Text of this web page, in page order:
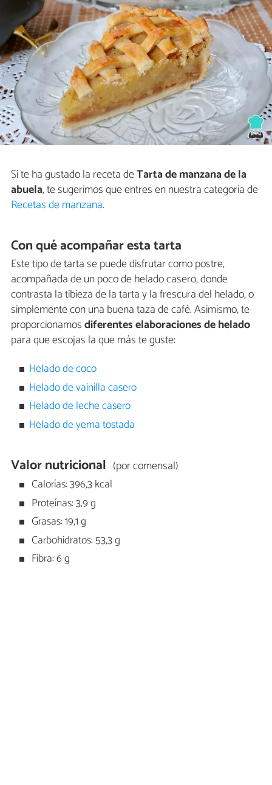
Si te ha gustado la receta deTarta de manzana de la
abuela, te sugerimos que entres en nuestra categoría de
Recetas de manzana.
Con qué acompañar esta tarta
Este tipo de tarta se puede disfrutar como postre,
acompañada de un poco de helado casero, donde
contrasta la tibieza de la tarta y la frescura del helado, o
simplemente con una buena taza de café. Asimismo, te
proporcionamosdiferentes elaboraciones de helado
para que escojas la que más te guste:
Helado de coco
Helado de vainilla casero
Helado de leche casero
Helado de yema tostada
Valor nutricional (por comensal)
Calorías: 396,3 kcal
Proteínas: 3,9 g
Grasas: 19,1 g
Carbohidratos: 53,3 g
Fibra: 6 g